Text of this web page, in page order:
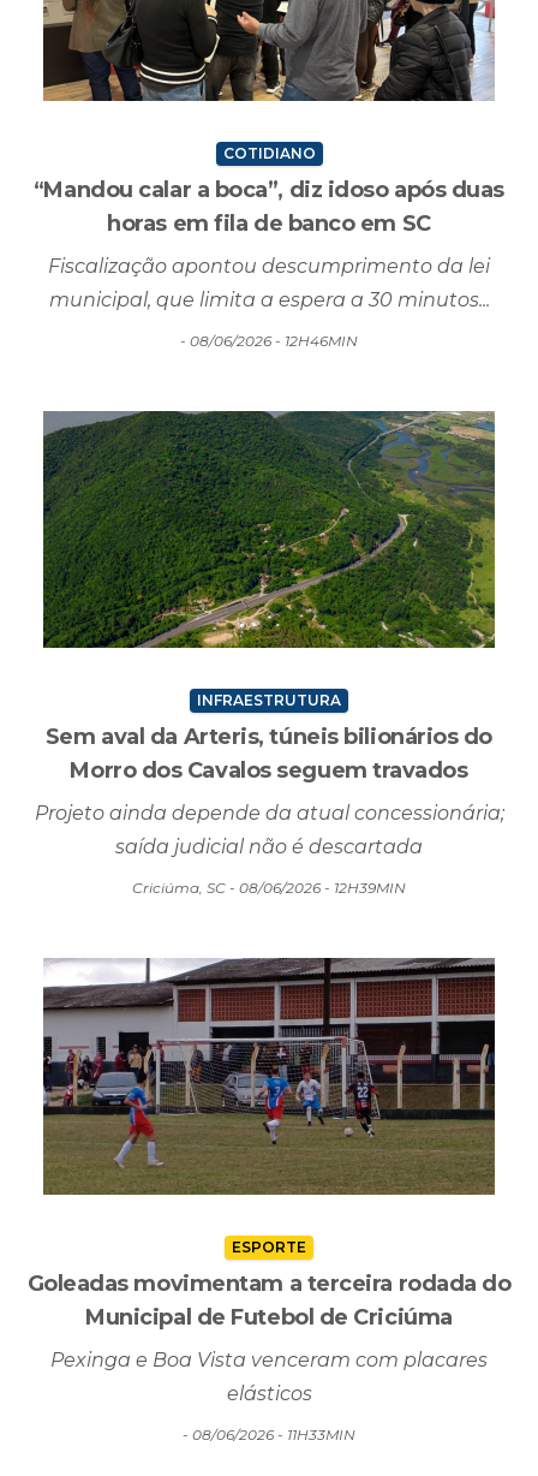
COTIDIANO
horas em fila de banco em SC
Fiscalização apontou descumprimento da lei
municipal, que limita a espera a 30 minutos...
- 08/06/2026 - 12H46MIN
INFRAESTRUTURA
Morro dos Cavalos seguem travados
Projeto ainda depende da atual concessionária;
saída judicial não é descartada
Criciúma, SC - 08/06/2026 - 12H39MIN
ESPORTE
Municipal de Futebol de Criciúma
Pexinga e Boa Vista venceram com placares
elásticos
- 08/06/2026 - 11H33MIN